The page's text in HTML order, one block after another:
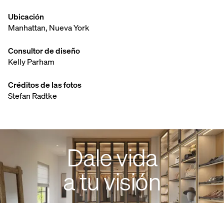
Ubicación
Manhattan, Nueva York
Consultor de diseño
Kelly Parham
Créditos de las fotos
Stefan Radtke
Dale vida
a tu visión